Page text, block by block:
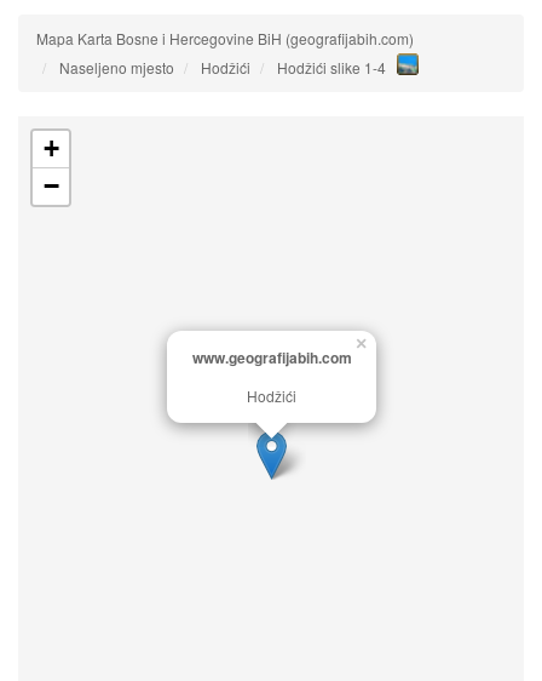
Mapa Karta Bosne i Hercegovine BiH (geografijabih.com)
Naseljeno mjesto
Hodžići Hodžići slike 1-4
www.geografijabih.com
Hodžići
×
+
−